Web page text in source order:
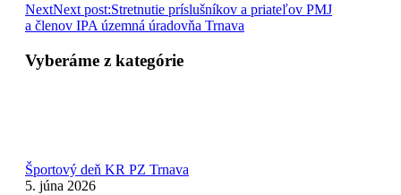
NextNext post:Stretnutie príslušníkov a priateľov PMJ
a členov IPA územná úradovňa Trnava
Vyberáme z kategórie
Športový deň KR PZ Trnava
5. júna 2026